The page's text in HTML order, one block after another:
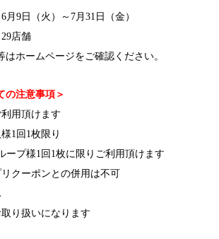
9日（火）～7月31日（金）
店舗
はホームページをご確認ください。
の注意事項＞
用頂けます
1回1枚限り
ープ様1回1枚に限りご利用頂けます
クーポンとの併用は不可
り扱いになります